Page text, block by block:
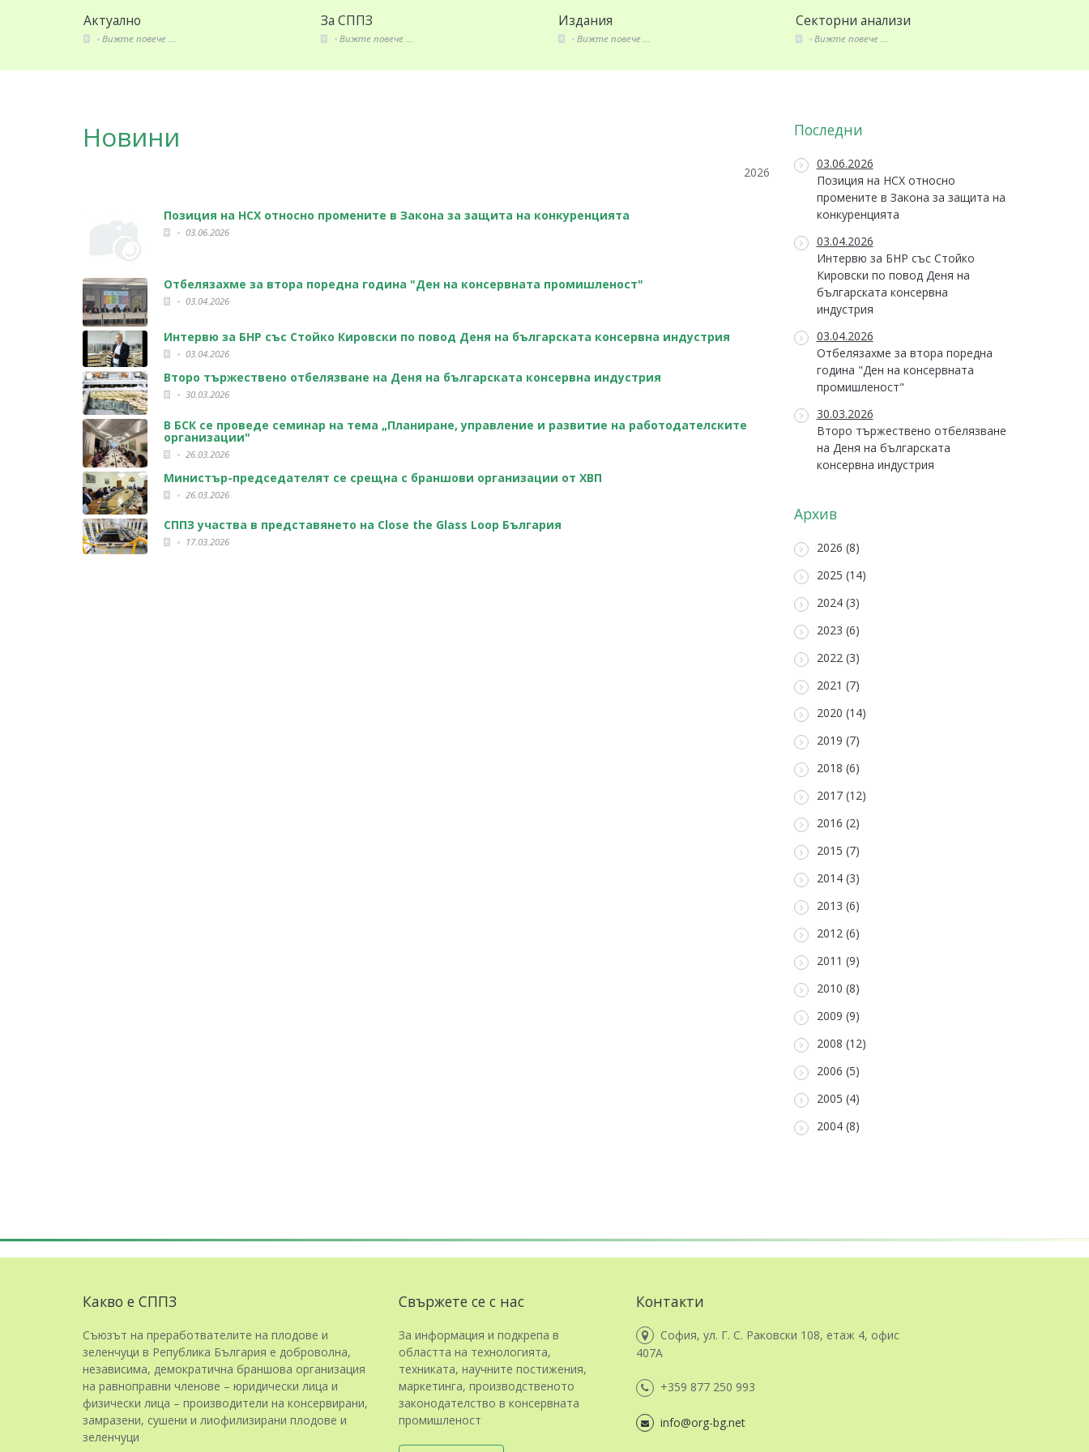
За СППЗ
Вижте повече ...
Издания
Вижте повече ...
Секторни анализи
Вижте повече ...
Стандарти и закони
Вижте повече ...
Новини
2026
Позиция на НСХ относно промените в Закона за защита на конкуренцията
03.06.2026
Отбелязахме за втора поредна година "Ден на консервната промишленост"
03.04.2026
Интервю за БНР със Стойко Кировски по повод Деня на българската консервна индустрия
03.04.2026
Второ тържествено отбелязване на Деня на българската консервна индустрия
30.03.2026
В БСК се проведе семинар на тема „Планиране, управление и развитие на работодателските
организации"
26.03.2026
Министър-председателят се срещна с браншови организации oт ХВП
26.03.2026
СППЗ участва в представянето на Close the Glass Loop България
17.03.2026
Последни
03.06.2026
Позиция на НСХ относно
промените в Закона за защита на
конкуренцията
03.04.2026
Интервю за БНР със Стойко
Кировски по повод Деня на
българската консервна
индустрия
03.04.2026
Отбелязахме за втора поредна
година "Ден на консервната
промишленост"
30.03.2026
Второ тържествено отбелязване
на Деня на българската
консервна индустрия
Архив
2026 (8)
2025 (14)
2024 (3)
2023 (6)
2022 (3)
2021 (7)
2020 (14)
2019 (7)
2018 (6)
2017 (12)
2016 (2)
2015 (7)
2014 (3)
2013 (6)
2012 (6)
2011 (9)
2010 (8)
2009 (9)
2008 (12)
2006 (5)
2005 (4)
2004 (8)
Какво е СППЗ
Съюзът на преработвателите на плодове и
зеленчуци в Република България е доброволна,
независима, демократична браншова организация
на равноправни членове – юридически лица и
физически лица – производители на консервирани,
замразени, сушени и лиофилизирани плодове и
зеленчуци
Свържете се с нас
За информация и подкрепа в
областта на технологията,
техниката, научните постижения,
маркетинга, производственото
законодателство в консервната
промишленост
Контакти
София, ул. Г. С. Раковски 108, етаж 4, офис
407А
+359 877 250 993
info@org-bg.net